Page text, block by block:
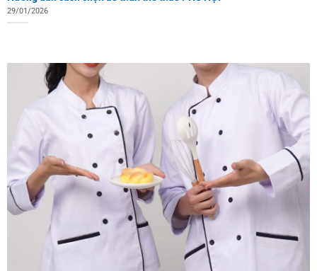
29/01/2026